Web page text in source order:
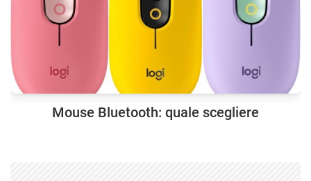
Mouse Bluetooth: quale scegliere